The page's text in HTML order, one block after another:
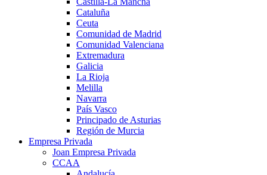
Cataluña
Ceuta
Comunidad de Madrid
Comunidad Valenciana
Extremadura
Galicia
La Rioja
Melilla
Navarra
País Vasco
Principado de Asturias
Región de Murcia
Empresa Privada
Joan Empresa Privada
CCAA